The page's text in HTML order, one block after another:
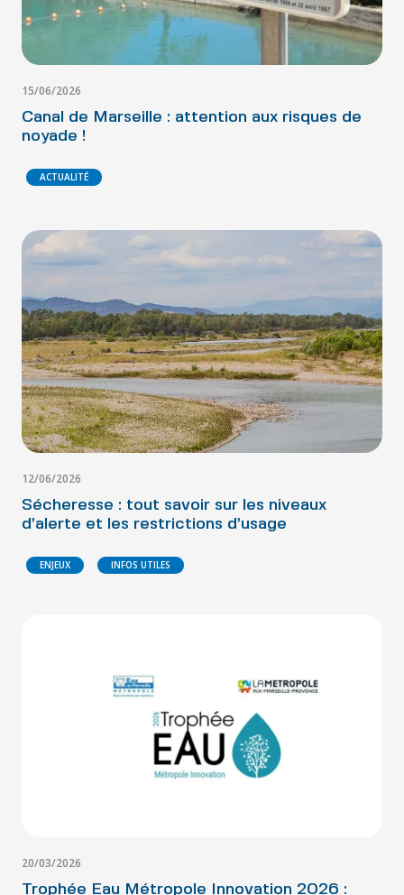
15/06/2026
Canal de Marseille : attention aux risques de
noyade !
ACTUALITÉ
12/06/2026
Sécheresse : tout savoir sur les niveaux
d’alerte et les restrictions d’usage
ENJEUX INFOS UTILES
20/03/2026
Trophée Eau Métropole Innovation 2026 :